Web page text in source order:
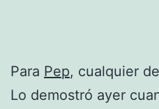
Para Pep, cualquier
Lo demostró ayer